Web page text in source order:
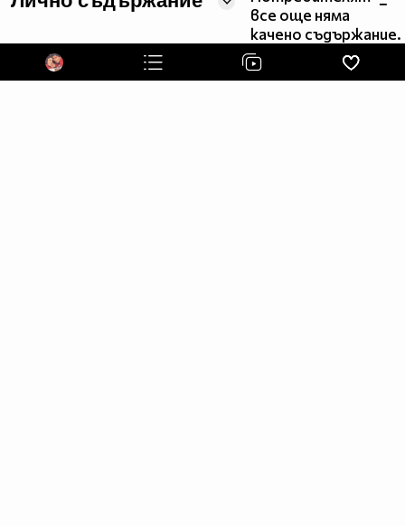
все още няма
качено съдържание.